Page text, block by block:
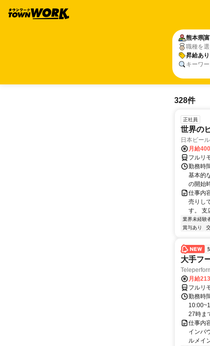
熊本県
職種を
昇給あり
キーワ
328件
正社員
世界の
日本ビー
月給
フルリ
勤務時
基本的
の開始
仕事内
売りし
す。 支
業界未経験
賞与あり
大手フ
月給
フルリ
勤務時
27時ま
仕事内
インバ
ルメイ